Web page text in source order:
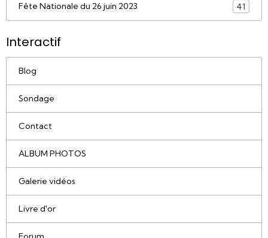
Fête Nationale du 26 juin 2023 41
Interactif
Blog
Sondage
Contact
ALBUM PHOTOS
Galerie vidéos
Livre d'or